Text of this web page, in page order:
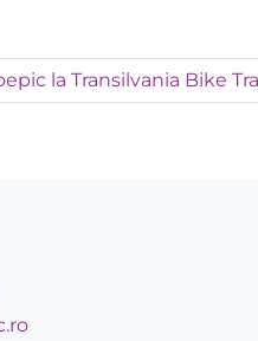
la Transilvania Bike